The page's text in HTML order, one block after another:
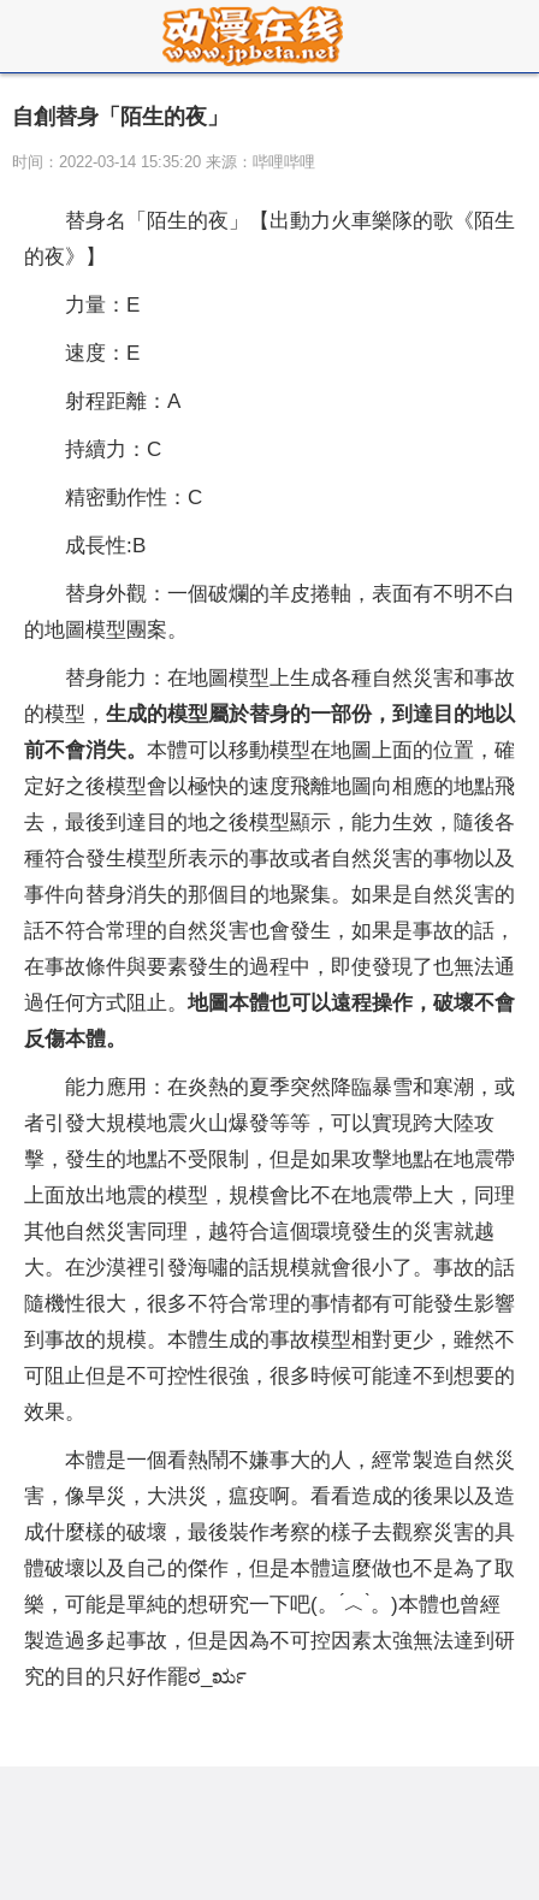
自創替身「陌生的夜」
时间：2022-03-14 15:35:20 来源：哔哩哔哩
替身名「陌生的夜」【出動力火車樂隊的歌《陌生
的夜》】
力量：E
速度：E
射程距離：A
持續力：C
精密動作性：C
成長性:B
替身外觀：一個破爛的羊皮捲軸，表面有不明不白
的地圖模型團案。
替身能力：在地圖模型上生成各種自然災害和事故
的模型， 生成的模型屬於替身的一部份，到達目的地以
前不會消失。 本體可以移動模型在地圖上面的位置，確
定好之後模型會以極快的速度飛離地圖向相應的地點飛
去，最後到達目的地之後模型顯示，能力生效，隨後各
種符合發生模型所表示的事故或者自然災害的事物以及
事件向替身消失的那個目的地聚集。如果是自然災害的
話不符合常理的自然災害也會發生，如果是事故的話，
在事故條件與要素發生的過程中，即使發現了也無法通
過任何方式阻止。 地圖本體也可以遠程操作，破壞不會
反傷本體。
能力應用：在炎熱的夏季突然降臨暴雪和寒潮，或
者引發大規模地震火山爆發等等，可以實現跨大陸攻
擊，發生的地點不受限制，但是如果攻擊地點在地震帶
上面放出地震的模型，規模會比不在地震帶上大，同理
其他自然災害同理，越符合這個環境發生的災害就越
大。在沙漠裡引發海嘯的話規模就會很小了。事故的話
隨機性很大，很多不符合常理的事情都有可能發生影響
到事故的規模。本體生成的事故模型相對更少，雖然不
可阻止但是不可控性很強，很多時候可能達不到想要的
效果。
本體是一個看熱鬧不嫌事大的人，經常製造自然災
害，像旱災，大洪災，瘟疫啊。看看造成的後果以及造
成什麼樣的破壞，最後裝作考察的樣子去觀察災害的具
體破壞以及自己的傑作，但是本體這麼做也不是為了取
樂，可能是單純的想研究一下吧(。 ́︿ ̀。)本體也曾經
製造過多起事故，但是因為不可控因素太強無法達到研
究的目的只好作罷ಠ_ರೃ